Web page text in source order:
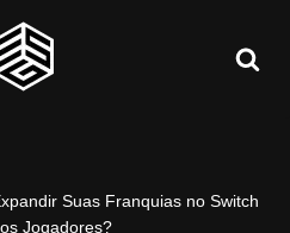
Suas Franquias no Switch
Jogadores?